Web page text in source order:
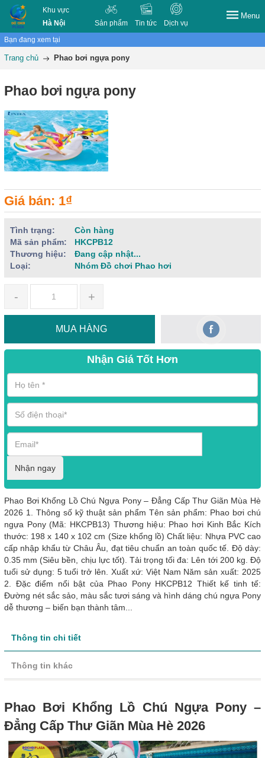
Khu vực
Hà Nội
Sản phẩm Tin tức Dịch vụ
Menu
Bạn đang xem tại
Trang chủ Phao bơi ngựa pony
Phao bơi ngựa pony
Giá bán: 1₫
Tình trạng:
Còn hàng
Mã sản phẩm:
HKCPB12
Thương hiệu:
Đang cập nhật...
Loại:
Nhóm Đồ chơi Phao hơi
- +
MUA HÀNG
Nhận Giá Tốt Hơn
Nhận ngay
Phao Bơi Khổng Lồ Chú Ngựa Pony – Đẳng Cấp Thư Giãn Mùa Hè
2026 1. Thông số kỹ thuật sản phẩm Tên sản phẩm: Phao bơi chú
ngựa Pony (Mã: HKCPB13) Thương hiệu: Phao hơi Kinh Bắc Kích
thước: 198 x 140 x 102 cm (Size khổng lồ) Chất liệu: Nhựa PVC cao
cấp nhập khẩu từ Châu Âu, đạt tiêu chuẩn an toàn quốc tế. Độ dày:
0.35 mm (Siêu bền, chịu lực tốt). Tải trọng tối đa: Lên tới 200 kg. Độ
tuổi sử dụng: 5 tuổi trở lên. Xuất xứ: Việt Nam Năm sản xuất: 2025
2. Đặc điểm nổi bật của Phao Pony HKCPB12 Thiết kế tinh tế:
Đường nét sắc sảo, màu sắc tươi sáng và hình dáng chú ngựa Pony
dễ thương – biến bạn thành tâm...
Thông tin chi tiết
Thông tin khác
Phao Bơi Khổng Lồ Chú Ngựa Pony –
Đẳng Cấp Thư Giãn Mùa Hè 2026